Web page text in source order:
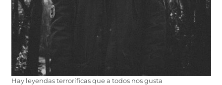
Hay leyendas terroríficas que a todos nos gusta